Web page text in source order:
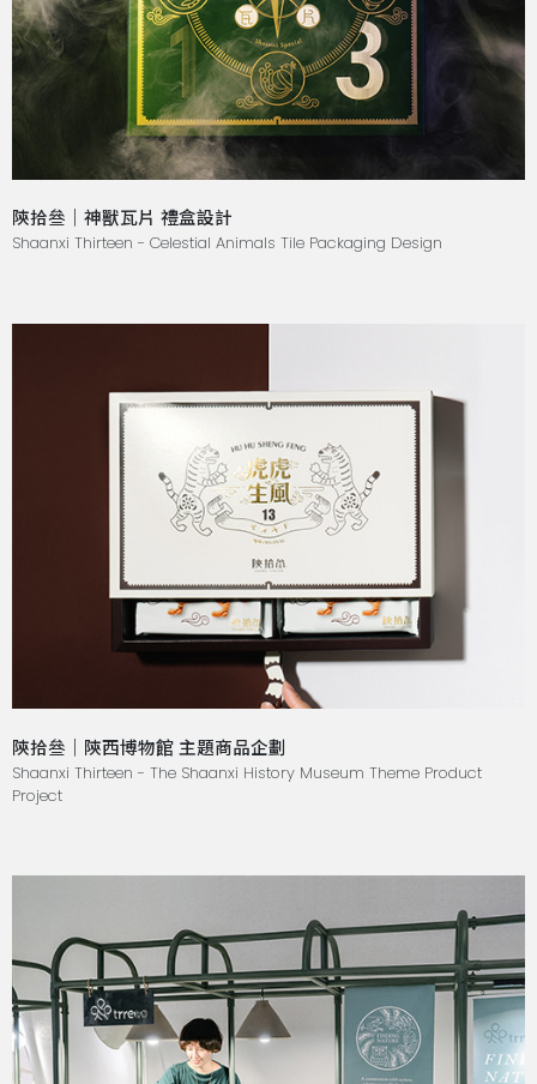
陝拾叄｜神獸瓦片 禮盒設計
Shaanxi Thirteen - Celestial Animals Tile Packaging Design
陝拾叄｜陝西博物館 主題商品企劃
Shaanxi Thirteen - The Shaanxi History Museum Theme Product
Project